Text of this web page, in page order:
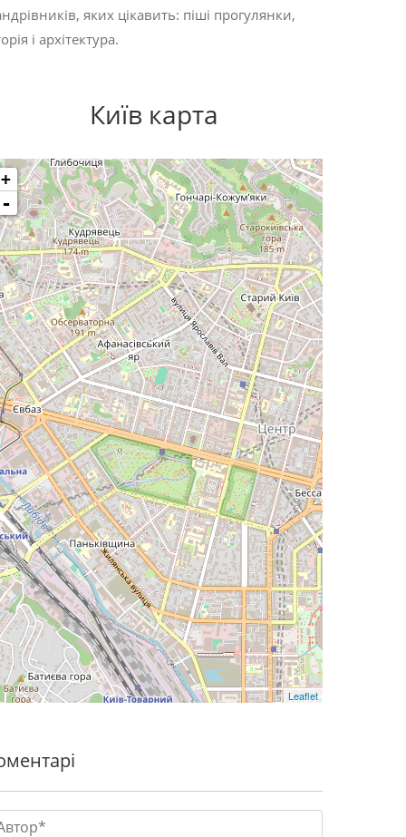
яких цікавить: піші прогулянки,
і архітектура.
Київ карта
+
-
Leaflet